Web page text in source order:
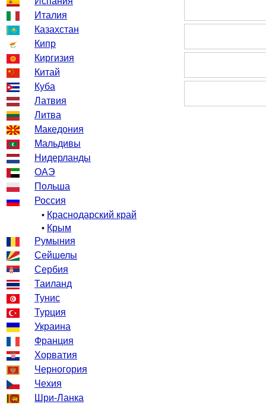
Италия
Казахстан
Кипр
Киргизия
Китай
Куба
Латвия
Литва
Македония
Мальдивы
Нидерланды
ОАЭ
Польша
Россия
• Краснодарский край
• Крым
Румыния
Сейшелы
Сербия
Таиланд
Тунис
Турция
Украина
Франция
Хорватия
Черногория
Чехия
Шри-Ланка